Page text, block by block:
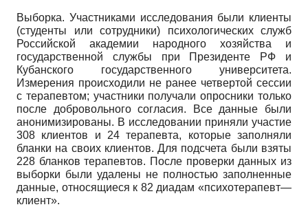
Выборка. Участниками исследования были клиенты
(студенты или сотрудники) психологических служб
Российской академии народного хозяйства и
государственной службы при Президенте РФ и
Кубанского государственного университета.
Измерения происходили не ранее четвертой сессии
с терапевтом; участники получали опросники только
после добровольного согласия. Все данные были
анонимизированы. В исследовании приняли участие
308 клиентов и 24 терапевта, которые заполняли
бланки на своих клиентов. Для подсчета были взяты
228 бланков терапевтов. После проверки данных из
выборки были удалены не полностью заполненные
данные, относящиеся к 82 диадам «психотерапевт—
клиент».